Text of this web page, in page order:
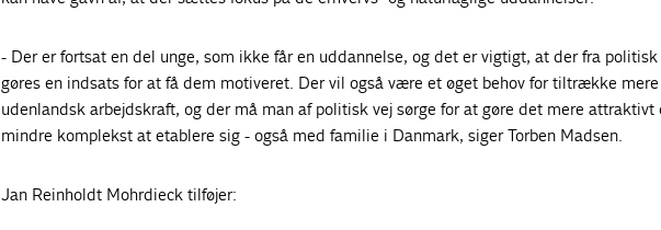
- Der er fortsat en del unge, som ikke får en uddannelse, og det er vigtigt, at der fra
gøres en indsats for at få dem motiveret. Der vil også være et øget behov for tiltrække mere
udenlandsk arbejdskraft, og der må man af politisk vej sørge for at gøre det mere attraktivt
mindre komplekst at etablere sig - også med familie i Danmark, siger Torben Madsen.
Jan Reinholdt Mohrdieck tilføjer: